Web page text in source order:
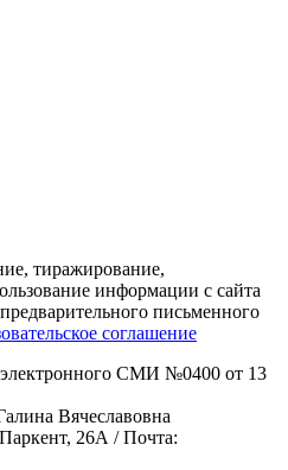
тиражирование,
информации с сайта
письменного
соглашение
электронного СМИ №0400 от 13
Вячеславовна
26А / Почта: